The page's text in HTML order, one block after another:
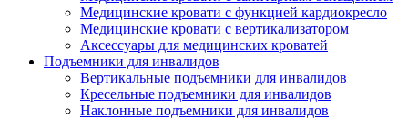
Медицинские кровати с функцией кардиокресло
Медицинские кровати с вертикализатором
Аксессуары для медицинских кроватей
Подъемники для инвалидов
Вертикальные подъемники для инвалидов
Кресельные подъемники для инвалидов
Наклонные подъемники для инвалидов